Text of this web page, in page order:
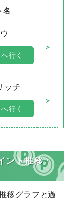
名
＞
行く
ッチ
＞
行く
ント推移・
移グラフと過